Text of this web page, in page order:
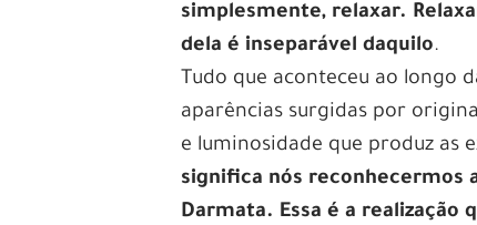
simplesmente, relaxar.
dela é inseparável daquilo.
Tudo que aconteceu ao longo
aparências surgidas por
e luminosidade que produz as
significa nós reconhecermos
Darmata. Essa é a realização